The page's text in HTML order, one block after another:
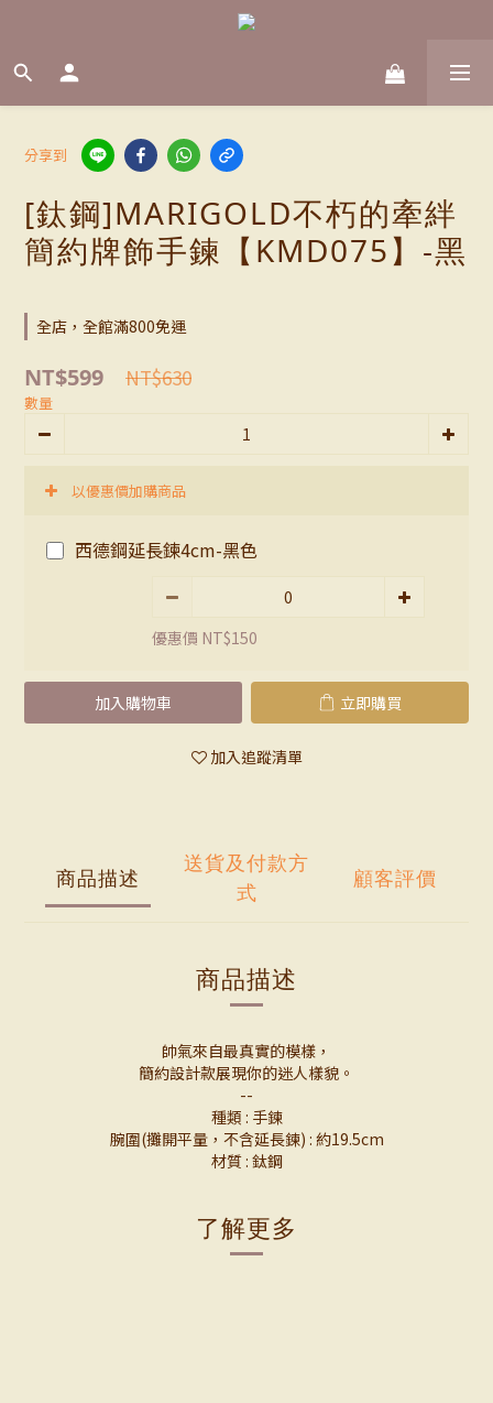
分享到
[鈦鋼]MARIGOLD不朽的牽絆
簡約牌飾手鍊【KMD075】-黑
全店，全館滿800免運
NT$599 NT$630
數量
以優惠價加購商品
西德鋼延長鍊4cm-黑色
優惠價 NT$150
加入購物車 立即購買
加入追蹤清單
商品描述
送貨及付款方
式
顧客評價
商品描述
帥氣來自最真實的模樣，
簡約設計款展現你的迷人樣貌。
--
種類 : 手鍊
腕圍(攤開平量，不含延長鍊) : 約19.5cm
材質 : 鈦鋼
了解更多